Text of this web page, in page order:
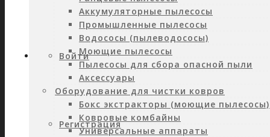
Войти
Регистрация
Аккумуляторные пылесосы
Промышленные пылесосы
Водососы (пылеводососы)
Моющие пылесосы
Пылесосы для сбора опасной пыли
Аксессуары
Оборудование для чистки ковров
Бокс экстракторы (моющие пылесосы)
Ковровые комбайны
Универсальные аппараты